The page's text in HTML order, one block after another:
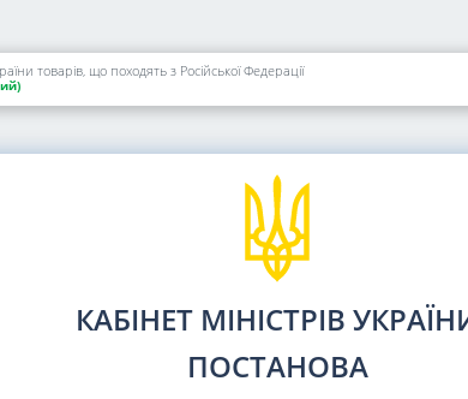
товарів, що походять з Російської Федерації
КАБІНЕТ МІНІСТРІВ
ПОСТАНОВА